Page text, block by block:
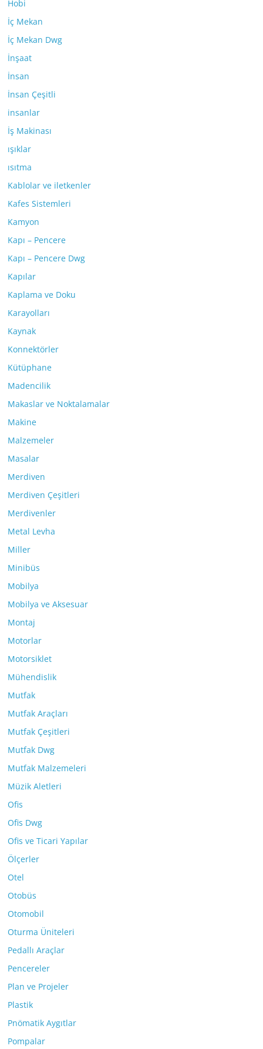
Hobi
İç Mekan
İç Mekan Dwg
İnşaat
İnsan
İnsan Çeşitli
insanlar
İş Makinası
ışıklar
ısıtma
Kablolar ve iletkenler
Kafes Sistemleri
Kamyon
Kapı – Pencere
Kapı – Pencere Dwg
Kapılar
Kaplama ve Doku
Karayolları
Kaynak
Konnektörler
Kütüphane
Madencilik
Makaslar ve Noktalamalar
Makine
Malzemeler
Masalar
Merdiven
Merdiven Çeşitleri
Merdivenler
Metal Levha
Miller
Minibüs
Mobilya
Mobilya ve Aksesuar
Montaj
Motorlar
Motorsiklet
Mühendislik
Mutfak
Mutfak Araçları
Mutfak Çeşitleri
Mutfak Dwg
Mutfak Malzemeleri
Müzik Aletleri
Ofis
Ofis Dwg
Ofis ve Ticari Yapılar
Ölçerler
Otel
Otobüs
Otomobil
Oturma Üniteleri
Pedallı Araçlar
Pencereler
Plan ve Projeler
Plastik
Pnömatik Aygıtlar
Pompalar